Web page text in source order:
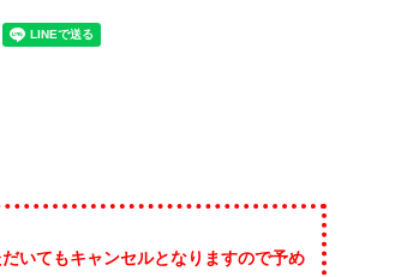
いてもキャンセルとなりますので予め